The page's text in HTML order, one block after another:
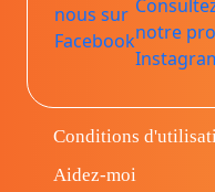
Conditions
Aidez-moi